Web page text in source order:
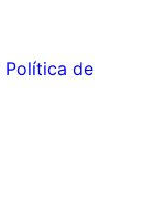
Política de